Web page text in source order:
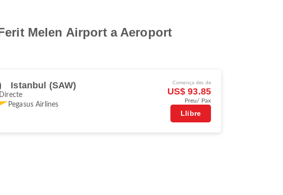
Melen Airport a Aeroport
Istanbul (SAW)
Directe
Pegasus Airlines
Comença des de
US$ 93.85
Preu/ Pax
Llibre